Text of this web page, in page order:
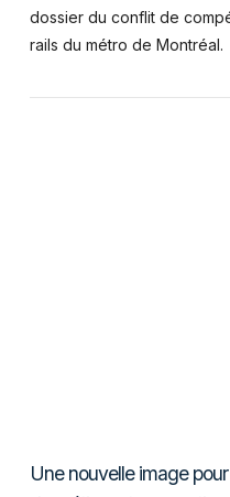
dossier du conflit de
rails du métro de Montréal.
Une nouvelle image